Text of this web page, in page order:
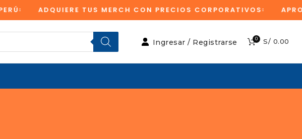
ADQUIERE TUS MERCH CON PRECIOS CORPORATIVOS
Ingresar / Registrarse 0 S/ 0.00